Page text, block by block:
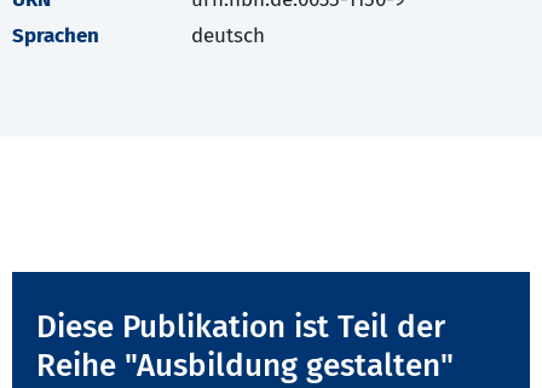
Sprachen
deutsch
Diese Publikation ist Teil der
Reihe "Ausbildung gestalten"